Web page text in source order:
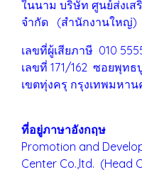
ในนาม บริษัท ศูนย์ส่งเ
จำกัด (สำนักงานใหญ่)
เลขที่ผู้เสียภาษี 010 5555
เลขที่ 171/162 ซอยพุท
เขตทุ่งครุ กรุงเทพมหาน
ที่อยู่ภาษาอังกฤษ
Promotion and
Center Co.,ltd. (Head